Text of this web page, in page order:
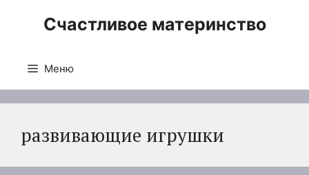
Счастливое материнство
Меню
развивающие игрушки